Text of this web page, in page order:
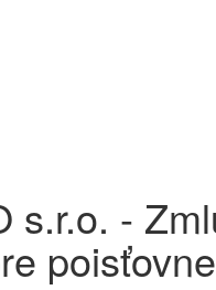
s.r.o. -
poisťovne